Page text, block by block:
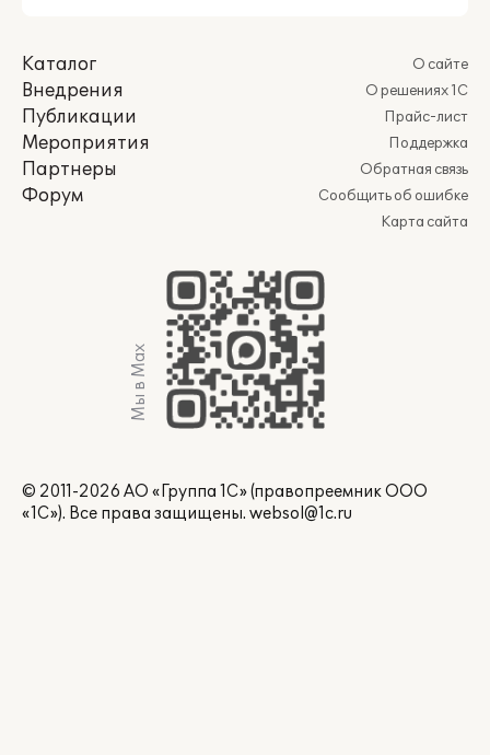
Каталог
Внедрения
Публикации
Мероприятия
Партнеры
Форум
О сайте
О решениях 1С
Прайс-лист
Поддержка
Обратная связь
Сообщить об ошибке
Карта сайта
Мы в Max
© 2011-2026 АО «Группа 1С» (правопреемник ООО
«1С»). Все права защищены. websol@1c.ru